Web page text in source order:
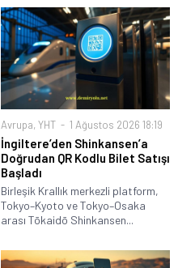
Avrupa, YHT 1 Ağustos 2026 18:19
İngiltere’den Shinkansen’a
Doğrudan QR Kodlu Bilet Satışı
Başladı
Birleşik Krallık merkezli platform,
Tokyo–Kyoto ve Tokyo–Osaka
arası Tōkaidō Shinkansen...